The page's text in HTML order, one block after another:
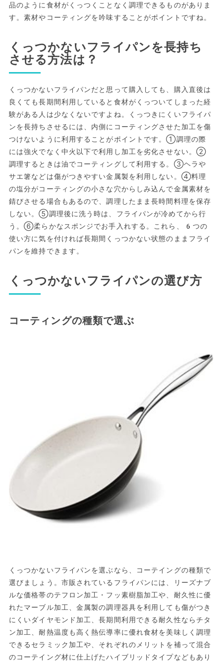
品のように食材がくっつくことなく調理できるものがありま
す。素材やコーティングを吟味することがポイントですね。
くっつかないフライパンを長持ち
させる方法は？
くっつかないフライパンだと思って購入しても、購入直後は
良くても長期間利用していると食材がくっついてしまった経
験がある人は少なくないですよね。くっつきにくいフライパ
ンを長持ちさせるには、内側にコーティングさせた加工を傷
つけないように利用することがポイントです。①調理の際
には強火でなく中火以下で利用し加工を劣化させない。②
調理するときは油でコーティングして利用する。③ヘラや
サエ箸などは傷がつきやすい金属製を利用しない。④料理
の塩分がコーティングの小さな穴からしみ込んで金属素材を
錆びさせる場合もあるので、調理したまま長時間料理を保存
しない。⑤調理後に洗う時は、フライパンが冷めてから行
う。⑥柔らかなスポンジでお手入れする。これら、6つの
使い方に気を付ければ長期間くっつかない状態のままフライ
パンを維持できます。
くっつかないフライパンの選び方
コーティングの種類で選ぶ
くっつかないフライパンを選ぶなら、コーテイングの種類で
選びましょう。市販されているフライパンには、リーズナブ
ルな価格帯のテフロン加工・フッ素樹脂加工や、耐久性に優
れたマーブル加工、金属製の調理器具を利用しても傷がつき
にくいダイヤモンド加工、長期間利用できる耐久性ならチタ
ン加工、耐熱温度も高く熱伝導率に優れ食材を美味しく調理
できるセラミック加工や、それぞれのメリットを補って混合
のコーテイング材に仕上げたハイブリッドタイプなどもあり